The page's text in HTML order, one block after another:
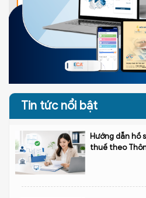
Tin tức nổi bật
Hướng dẫn hồ
thuế theo